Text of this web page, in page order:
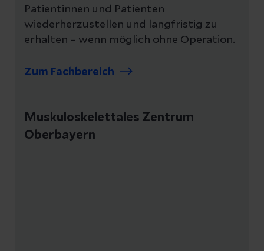
Patientinnen und Patienten
wiederherzustellen und langfristig zu
erhalten – wenn möglich ohne Operation.
Zum Fachbereich
Muskuloskelettales Zentrum
Oberbayern